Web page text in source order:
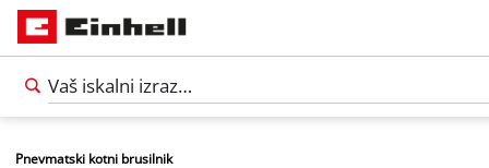
Pnevmatski kotni brusilnik